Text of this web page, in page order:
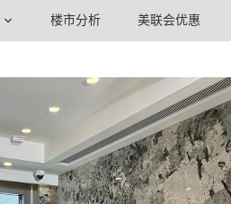
楼市分析 美联会优惠